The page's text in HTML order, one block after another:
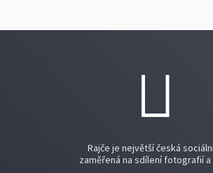
Rajče je největší česká
zaměřená na sdílení fotografií a